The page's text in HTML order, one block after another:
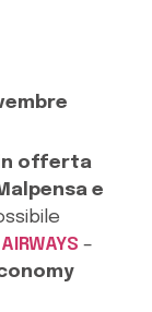
offerta
e
–